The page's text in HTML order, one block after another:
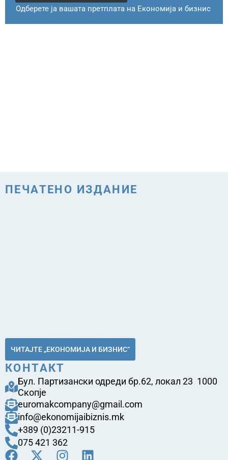
Одберете ја вашата претплата на Економија и бизнис
ПЕЧАТЕНО ИЗДАНИЕ
ЧИТАЈТЕ „ЕКОНОМИЈА И БИЗНИС“
КОНТАКТ
Бул. Партизански одреди бр.62, локал 23 1000
Скопје
euromakcompany@gmail.com
info@ekonomijaibiznis.mk
+389 (0)23211-915
075 421 362